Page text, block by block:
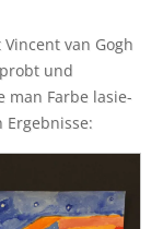
van Gogh
und
man Far­be lasie­